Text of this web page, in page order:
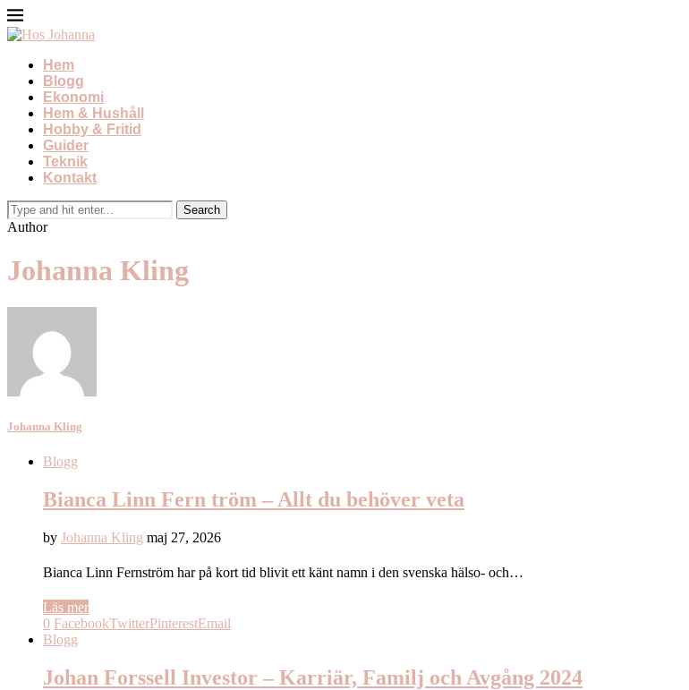
Hem
Blogg
Ekonomi
Hem & Hushåll
Hobby & Fritid
Guider
Teknik
Kontakt
Author
Johanna Kling
Johanna Kling
Blogg
Bianca Linn Fern tröm – Allt du behöver veta
by Johanna Kling maj 27, 2026
Bianca Linn Fernström har på kort tid blivit ett känt namn i den svenska hälso- och…
Läs mer
0 FacebookTwitterPinterestEmail
Blogg
Johan Forssell Investor – Karriär, Familj och Avgång 2024